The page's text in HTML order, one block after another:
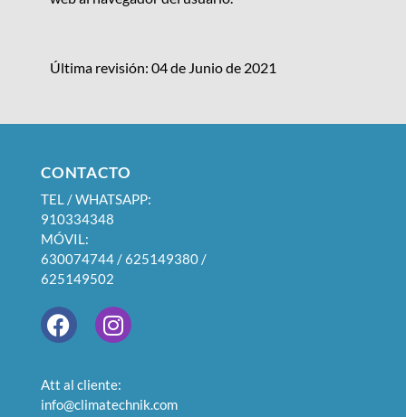
Última revisión: 04 de Junio de 2021
CONTACTO
TEL / WHATSAPP:
910334348
MÓVIL:
630074744 / 625149380 /
625149502
Att al cliente:
info@climatechnik.com